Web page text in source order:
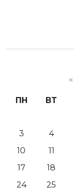
«
ПН ВТ
3
4
10
11
17
18
24
25